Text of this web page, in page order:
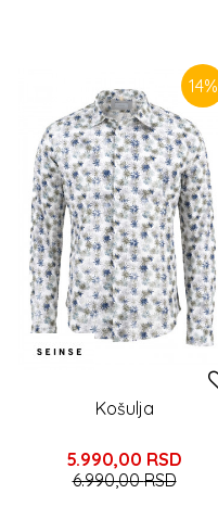
14%
Košulja
5.990,00 RSD
6.990,00RSD